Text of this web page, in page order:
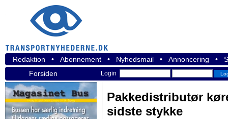
Redaktion • Abonnement • Nyhedsmail • Annoncering •
Forsiden
Login
Pakkedistributør
sidste stykke